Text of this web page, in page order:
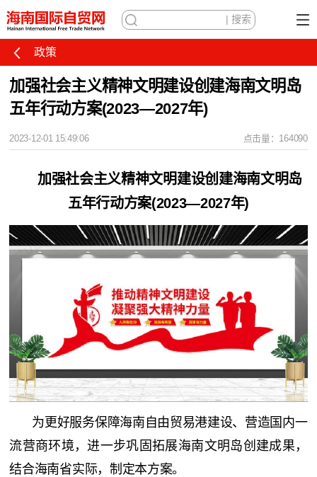
政策
加强社会主义精神文明建设创建海南文明岛
五年行动方案(2023—2027年)
2023-12-01 15:49:06 点击量：164090
加强社会主义精神文明建设创建海南文明岛
五年行动方案(2023—2027年)
为更好服务保障海南自由贸易港建设、营造国内一
流营商环境，进一步巩固拓展海南文明岛创建成果，
结合海南省实际，制定本方案。